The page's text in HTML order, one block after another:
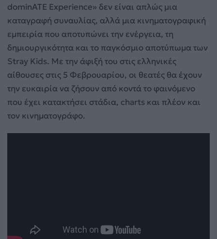
dominATE Experience» δεν είναι απλώς μια
καταγραφή συναυλίας, αλλά μια κινηματογραφική
εμπειρία που αποτυπώνει την ενέργεια, τη
δημιουργικότητα και το παγκόσμιο αποτύπωμα των
Stray Kids. Με την άφιξή του στις ελληνικές
αίθουσες στις 5 Φεβρουαρίου, οι θεατές θα έχουν
την ευκαιρία να ζήσουν από κοντά το φαινόμενο
που έχει κατακτήσει στάδια, charts και πλέον και
τον κινηματογράφο.